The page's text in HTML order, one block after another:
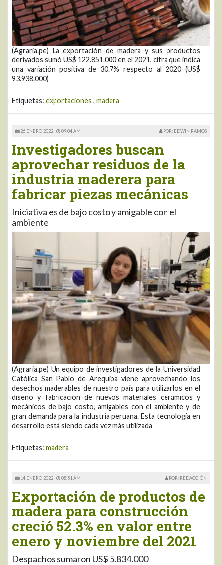
(Agraria.pe) La exportación de madera y sus productos
derivados sumó US$ 122.851.000 en el 2021, cifra que indica
una variación positiva de 30.7% respecto al 2020 (US$
93.938.000)
Etiquetas: exportaciones , madera
26 ENERO 2022 | 09:04 AM POR: EDWIN RAMOS
Investigadores buscan
aprovechar residuos de la
industria maderera para
fabricar piezas mecánicas
Iniciativa es de bajo costo y amigable con el
ambiente
(Agraria.pe) Un equipo de investigadores de la Universidad
Católica San Pablo de Arequipa viene aprovechando los
desechos maderables de nuestro país para utilizarlos en el
diseño y fabricación de nuevos materiales cerámicos y
mecánicos de bajo costo, amigables con el ambiente y de
gran demanda para la industria peruana. Esta tecnología en
desarrollo está siendo cada vez más utilizada
Etiquetas: madera
14 ENERO 2022 | 08:51 AM POR: REDACCIÓN
Exportación de productos de
madera para construcción
creció 52.3% en valor entre
enero y noviembre del 2021
Despachos sumaron US$ 5.834.000